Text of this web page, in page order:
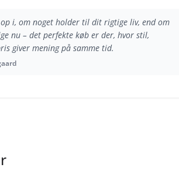
op i, om noget holder til dit rigtige liv, end om
nu – det perfekte køb er der, hvor stil,
giver mening på samme tid.